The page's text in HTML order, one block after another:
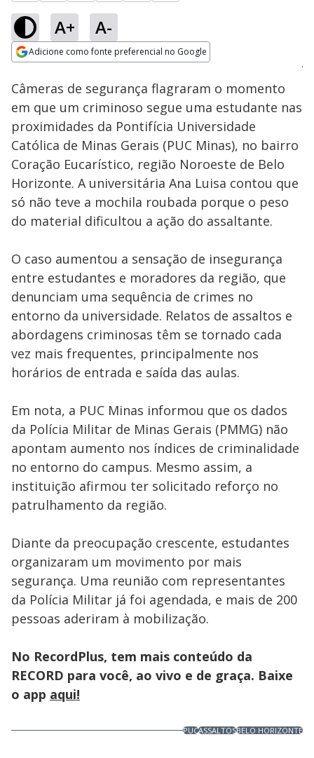
A+ A-
Adicione como fonte preferencial no Google
Ativar
Loaded
18.76%
Câmeras de segurança flagraram o momento
em que um criminoso segue uma estudante nas
proximidades da Pontifícia Universidade
Católica de Minas Gerais (PUC Minas), no bairro
Coração Eucarístico, região Noroeste de Belo
Horizonte. A universitária Ana Luisa contou que
só não teve a mochila roubada porque o peso
do material dificultou a ação do assaltante.
O caso aumentou a sensação de insegurança
entre estudantes e moradores da região, que
denunciam uma sequência de crimes no
entorno da universidade. Relatos de assaltos e
abordagens criminosas têm se tornado cada
vez mais frequentes, principalmente nos
horários de entrada e saída das aulas.
Em nota, a PUC Minas informou que os dados
da Polícia Militar de Minas Gerais (PMMG) não
apontam aumento nos índices de criminalidade
no entorno do campus. Mesmo assim, a
instituição afirmou ter solicitado reforço no
patrulhamento da região.
Diante da preocupação crescente, estudantes
organizaram um movimento por mais
segurança. Uma reunião com representantes
da Polícia Militar já foi agendada, e mais de 200
pessoas aderiram à mobilização.
No RecordPlus, tem mais conteúdo da
RECORD para você, ao vivo e de graça. Baixe
o app aqui!
PUCASSALTOSBELO HORIZONTE